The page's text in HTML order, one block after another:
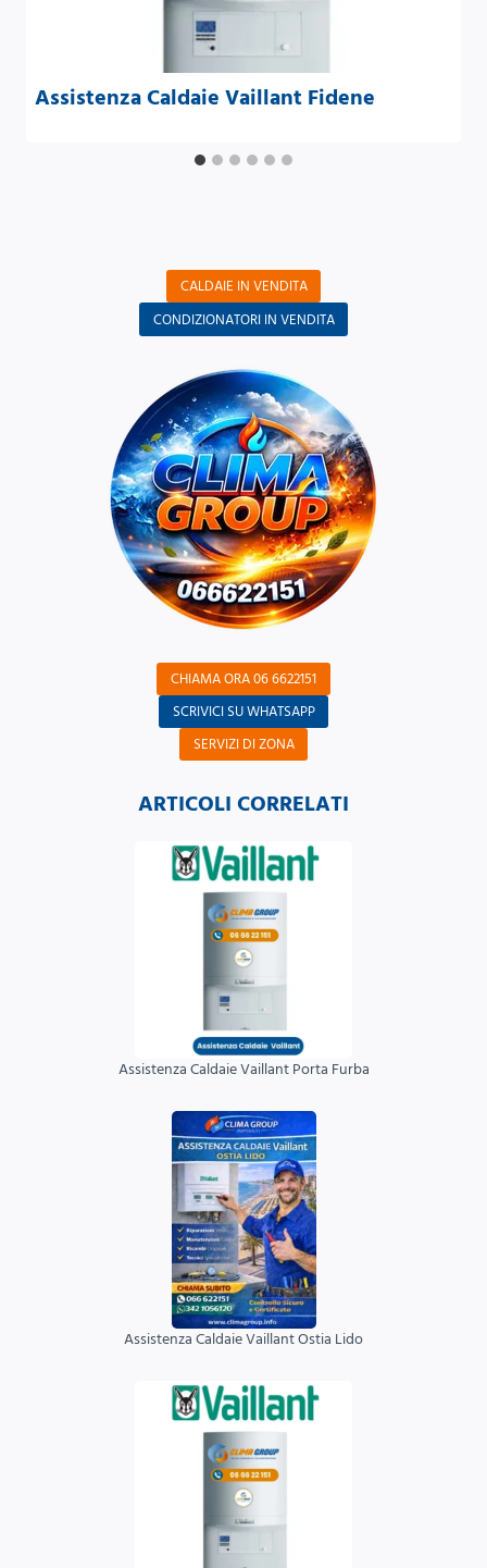
Assistenza Caldaie Vaillant Fidene
CALDAIE IN VENDITA
CONDIZIONATORI IN VENDITA
CHIAMA ORA 06 6622151
SCRIVICI SU WHATSAPP
SERVIZI DI ZONA
ARTICOLI CORRELATI
Assistenza Caldaie Vaillant Porta Furba
Assistenza Caldaie Vaillant Ostia Lido